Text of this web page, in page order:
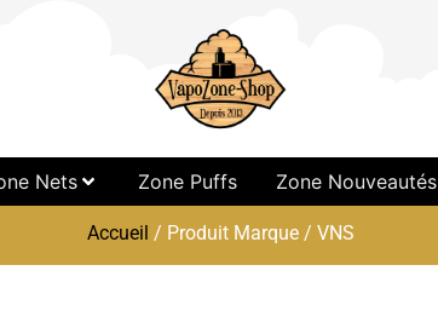
Nets Zone Puffs Zone Nouveautés
Accueil / Produit Marque / VNS